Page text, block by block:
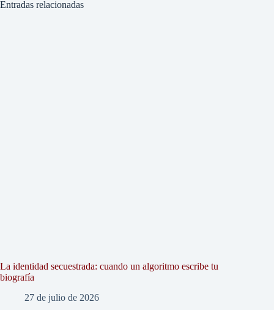
Entradas relacionadas
La identidad secuestrada: cuando un algoritmo escribe tu
biografía
27 de julio de 2026